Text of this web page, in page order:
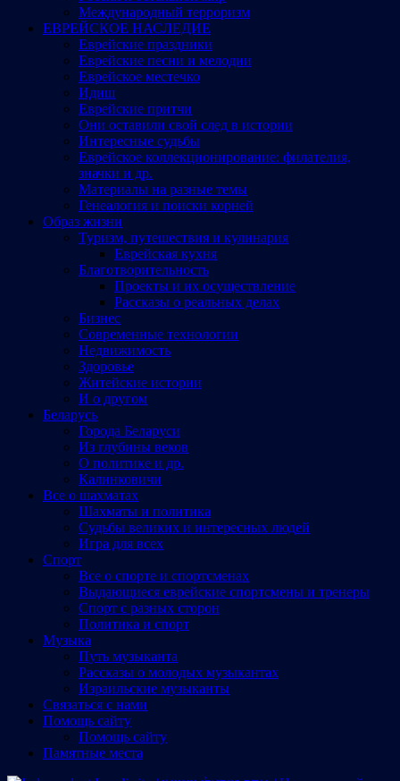
Международный терроризм
ЕВРЕЙСКОЕ НАСЛЕДИЕ
Еврейские праздники
Еврейские песни и мелодии
Еврейское местечко
Идиш
Еврейские притчи
Они оставили свой след в истории
Интересные судьбы
Еврейское коллекционирование: филателия,
значки и др.
Материалы на разные темы
Генеалогия и поиски корней
Образ жизни
Туризм, путешествия и кулинария
Еврейская кухня
Благотворительность
Проекты и их осуществление
Рассказы о реальных делах
Бизнес
Современные технологии
Недвижимость
Здоровье
Житейские истории
И о другом
Беларусь
Города Беларуси
Из глубины веков
О политике и др.
Калинковичи
Все о шахматах
Шахматы и политика
Судьбы великих и интересных людей
Игра для всех
Спорт
Все о спорте и спортсменах
Выдающиеся еврейские спортсмены и тренеры
Спорт с разных сторон
Политика и спорт
Музыка
Путь музыканта
Рассказы о молодых музыкантах
Израильские музыканты
Cвязаться с нами
Помощь сайту
Помощь сайту
Памятные места